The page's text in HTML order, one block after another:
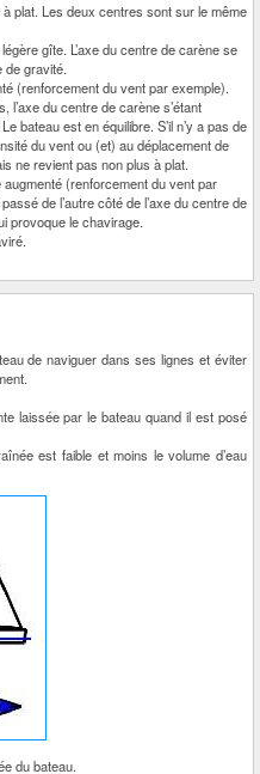
plat. Les deux centres sont sur le même
gîte. L’axe du centre de carène se
de gravité.
(renforcement du vent par exemple).
l’axe du centre de carène s’étant
bateau est en équilibre. S’il n’y a pas de
du vent ou (et) au déplacement de
ne revient pas non plus à plat.
(renforcement du vent par
de l’autre côté de l’axe du centre de
provoque le chavirage.
de naviguer dans ses lignes et éviter
laissée par le bateau quand il est posé
est faible et moins le volume d’eau
du bateau.